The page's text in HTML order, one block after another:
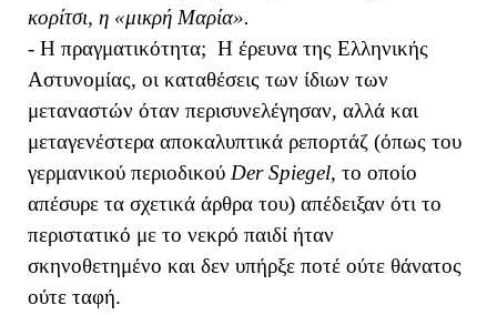
κορίτσι, η «μικρή Μαρία».
- Η πραγματικότητα; Η έρευνα της Ελληνικής
Αστυνομίας, οι καταθέσεις των ίδιων των
μεταναστών όταν περισυνελέγησαν, αλλά και
μεταγενέστερα αποκαλυπτικά ρεπορτάζ (όπως του
γερμανικού περιοδικού Der Spiegel, το οποίο
απέσυρε τα σχετικά άρθρα του) απέδειξαν ότι το
περιστατικό με το νεκρό παιδί ήταν
σκηνοθετημένο και δεν υπήρξε ποτέ ούτε θάνατος
ούτε ταφή.